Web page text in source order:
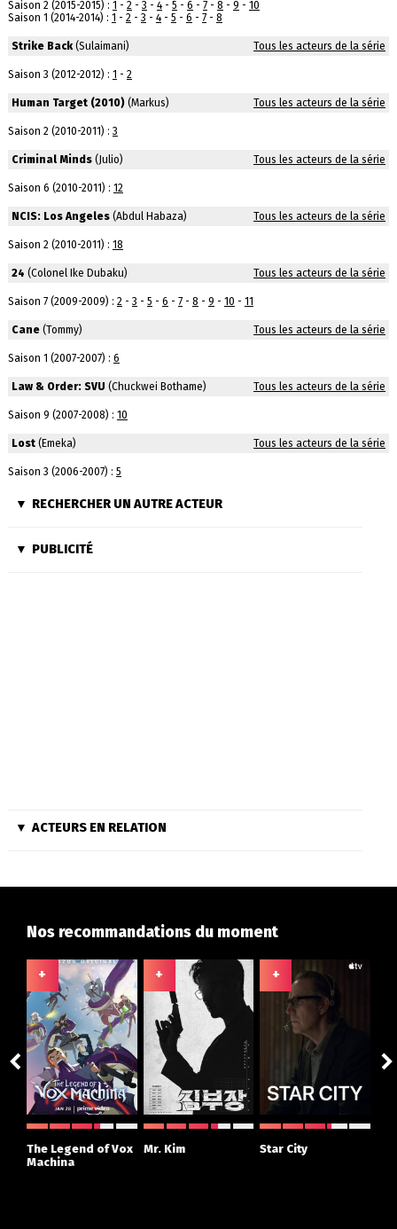
Saison 2 (2015-2015) : 1 - 2- 3 - 4- 5 - 6 - 7- 8 - 9 - 10
Saison 1 (2014-2014) : 1 - 2- 3 - 4- 5 - 6 - 7- 8
Strike Back(Sulaimani) Tous les acteurs de la série
Saison 3 (2012-2012) : 1 - 2
Human Target (2010)(Markus) Tous les acteurs de la série
Saison 2 (2010-2011) : 3
Criminal Minds(Julio) Tous les acteurs de la série
Saison 6 (2010-2011) : 12
NCIS: Los Angeles(Abdul Habaza) Tous les acteurs de la série
Saison 2 (2010-2011) : 18
24 (Colonel Ike Dubaku) Tous les acteurs de la série
Saison 7 (2009-2009) : 2- 3 - 5 - 6 - 7- 8 - 9 - 10 - 11
Cane(Tommy) Tous les acteurs de la série
Saison 1 (2007-2007) : 6
Law & Order: SVU (Chuckwei Bothame) Tous les acteurs de la série
Saison 9 (2007-2008) : 10
Lost(Emeka) Tous les acteurs de la série
Saison 3 (2006-2007) : 5
RECHERCHER UN AUTRE ACTEUR
PUBLICITÉ
ACTEURS EN RELATION
Nos recommandations du moment
+
The Legend of Vox
Machina
+
Mr. Kim
+
Star City